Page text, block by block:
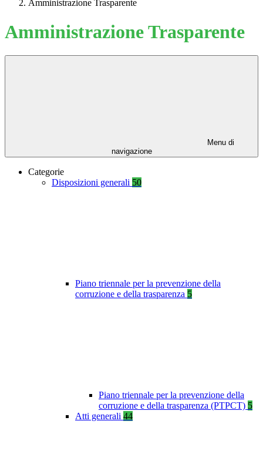
Amministrazione Trasparente
Amministrazione Trasparente
Menu di
navigazione
Categorie
Disposizioni generali 50
Piano triennale per la prevenzione della
corruzione e della trasparenza 5
Piano triennale per la prevenzione della
corruzione e della trasparenza (PTPCT) 5
Atti generali 44